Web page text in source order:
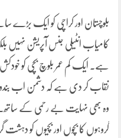
بلوچستان اور کراچی کو ایک بڑے
کامیاب انٹیلی جنس آپریشن نہیں
ہے۔ ایک کم عمر بلوچ بچی کو
نقاب کر دی ہے کہ دشمن اب بندوق
وہ بھی نہایت بے رحمی کے
گروہوں کا بچوں اور بچیوں کو